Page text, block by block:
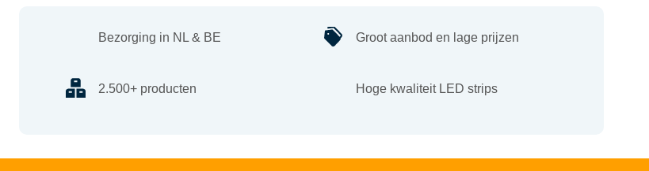
Bezorging in NL & BE
2.500+ producten
Groot aanbod en lage prijzen
Hoge kwaliteit LED strips